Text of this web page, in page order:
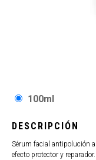
100ml
DESCRIPCIÓN
Sérum facial antipolución
efecto protector y